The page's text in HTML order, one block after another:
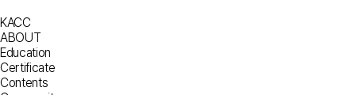
KACC
ABOUT
Education
Certificate
Contents